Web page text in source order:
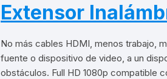
Extensor
No más cables HDMI, menos trabajo,
fuente o dispositivo de video, a un
obstáculos. Full HD 1080p compatible